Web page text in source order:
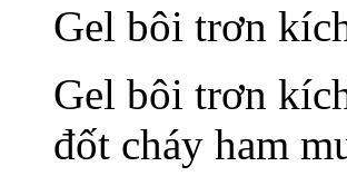
Gel bôi trơn
Gel bôi trơn
đốt cháy ham